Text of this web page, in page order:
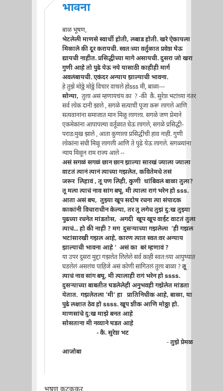
भावना
बाळ भूषण,
भेटलेली माणसे स्वार्थी होती, लबाड होती. खरे ऐकायला
मिळाले की दूर करायची. स्वतःच्या वर्तुळात प्रवेश घेऊ
द्यायची नाहीत. प्रसिद्धीच्या मागे असायची. दुसरा जो खरा
गुणी आहे तो पुढे येऊ नये यासाठी काहीही मार्ग
अवलंबायची. एकंदर अन्याय झाल्याची भावना.
हे तुझे मोठ्ठे मोठ्ठे विचार वाचले होsss मी, बाळा---
सोन्या, तुला असं म्हणायचंय का ? -की कै. सुरेश भटांच्या नंतर
सर्व लोक दानी झाले , सगळे सत्याची पूजा करू लागले आणि
सत्यवानांना समाजात मान मिळू लागला. सगळे जण प्रेमाने
एकमेकांना आपापल्या वर्तूळात घेऊ लागले, सगळे प्रसिद्धी-
पराडःमुख झाले , आता कुणाला प्रसिद्धीची हाव नाही. गुणी
लोकांना संधी मिळू लागली आणि ते पुढे येऊ लागले. सगळ्यांना
न्याय मिळून राम राज्य आले --
असं सगळं सगळं छान छान झाल्या सारखं ज्याला ज्याला
वाटतं त्यानं त्यानं त्याच्या गझलेत, कवितेमधे तसं
जरूर लिहावं , तू पण लिही, कुणी थांबिवलं बाळा तुला?
तू मला त्याचं नाव सांग बघू, मी त्याला रागं भरेन हो sss.
आता असं बघ, तुझ्या खूप सदोष रचना त्या संपादक
काकांनी विचाराधीन केल्या, तर तू लगेच तुझं दु:ख तुझ्या
पुढच्या रचनेत मांडतोस, अगदी खूप खूप वाईट वाटतं तुला
त्याचं... हो की नाही ? मग दुसर्‍याच्या गझलेला 'ही गझल
भटांसारखी गझल आहे, कारण त्यात स्वतःवर अन्याय
झाल्याची भावना आहे ' असं का बरं म्हणावं ?
या उपर दुसरा मुद्दा गझलेत लिलेले सर्व काही स्वतःच्या आयुष्यात
घडलेलं असलंच पाहिजे असं कोणी सांगितलं तुला बाळा ?तू
त्याचं नाव सांग बघू, मी त्यालाही रागं भरेन हो ssss.
दुसर्‍याच्या बाबतीत घडलेलेही अनुभवही गझेलेत मांडता
येतात. गझलेतला 'मी' हा प्रातिनिधीक आहे, बाळा, या
पुढे लक्षात ठेव हो ssss. खूप शीक आणि मोठ्ठा हो.
माणसांचे दु:ख माझे बनत आहे
सोसताना मी नव्याने घडत आहे
- कै. सुरेश भट
-तुझे प्रेमळ
आजोबा